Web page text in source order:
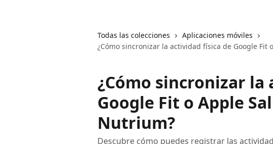
Todas las colecciones
Aplicaciones móviles
¿Cómo sincronizar la actividad física de Google Fit
¿Cómo sincronizar
Google Fit o Apple
Nutrium?
Descubre cómo puedes registrar las